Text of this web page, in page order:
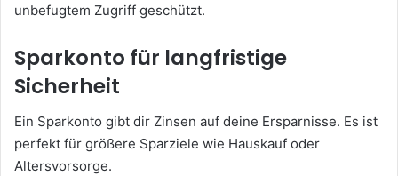
unbefugtem Zugriff geschützt.
Sparkonto für langfristige
Sicherheit
Ein Sparkonto gibt dir Zinsen auf deine Ersparnisse. Es ist
perfekt für größere Sparziele wie Hauskauf oder
Altersvorsorge.